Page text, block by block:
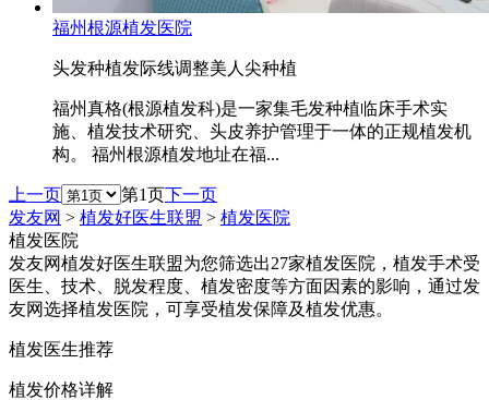
福州根源植发医院
头发种植发际线调整美人尖种植
福州真格(根源植发科)是一家集毛发种植临床手术实
施、植发技术研究、头皮养护管理于一体的正规植发机
构。 福州根源植发地址在福...
上一页 第1页下一页
发友网 > 植发好医生联盟 > 植发医院
植发医院
发友网植发好医生联盟为您筛选出27家植发医院，植发手术受
医生、技术、脱发程度、植发密度等方面因素的影响，通过发
友网选择植发医院，可享受植发保障及植发优惠。
植发医生推荐
植发价格详解